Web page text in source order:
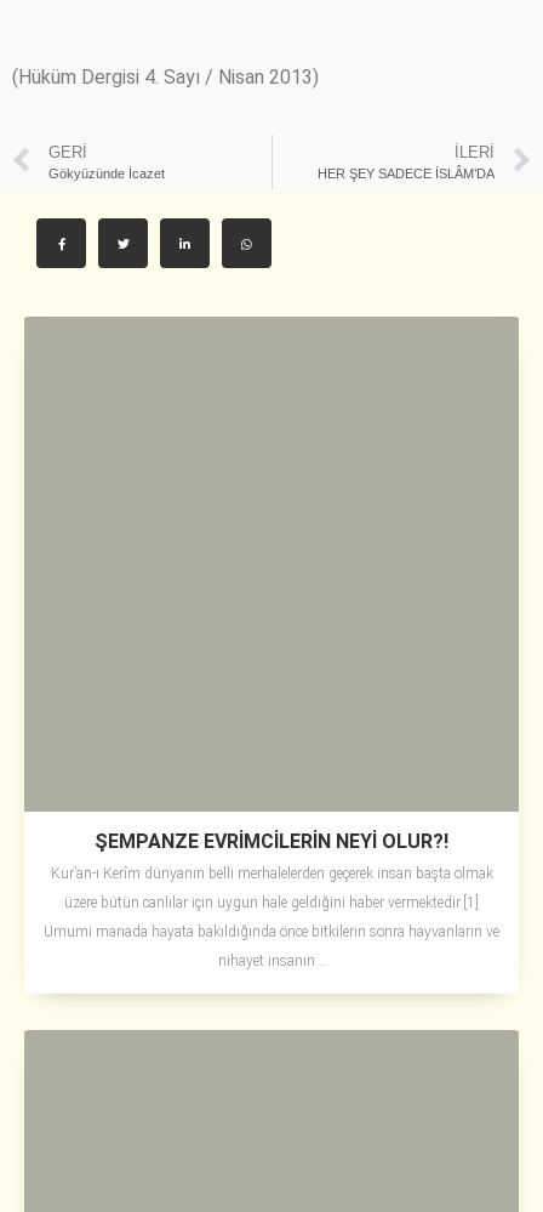
(Hüküm Dergisi 4. Sayı / Nisan 2013)
GERI
Gökyüzünde İcazet
İLERI
HER ŞEY SADECE İSLÂM’DA
ŞEMPANZE EVRİMCİLERİN NEYİ OLUR?!
Kur’an-ı Kerîm dünyanın belli merhalelerden geçerek insan başta olmak
üzere bütün canlılar için uygun hale geldiğini haber vermektedir.[1]
Umumi manada hayata bakıldığında önce bitkilerin sonra hayvanların ve
nihayet insanın...